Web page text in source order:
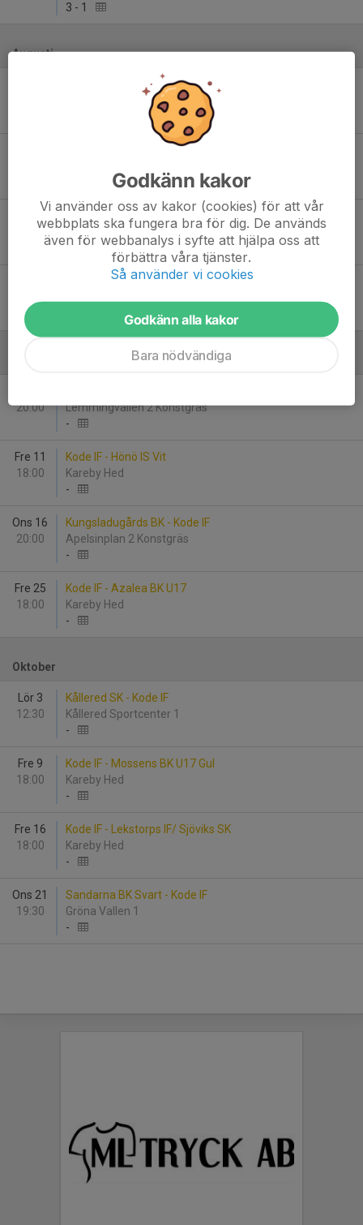
3 - 1
Augusti
Kode IF - Särö Kullavik IF 2
12:00
Torslanda IK Svart P17 - Kode IF
Torslandavallen 2 Konstgräs
-
Kode IF - IK Zenith P17 Grön
20:00
Lemmingvallen 2 Konstgräs
-
Fre 11
18:00
Kode IF - Hönö IS Vit
Kareby Hed
-
Ons 16
20:00
Kungsladugårds BK - Kode IF
Apelsinplan 2 Konstgräs
-
Fre 25
18:00
Kode IF - Azalea BK U17
Kareby Hed
-
Oktober
Lör 3
12:30
Kållered SK - Kode IF
Kållered Sportcenter 1
-
Fre 9
18:00
Kode IF - Mossens BK U17 Gul
Kareby Hed
-
Fre 16
18:00
Kode IF - Lekstorps IF/ Sjöviks SK
Kareby Hed
-
Ons 21
19:30
Sandarna BK Svart - Kode IF
Gröna Vallen 1
-
Godkänn kakor
Vi använder oss av kakor (cookies) för att vår
webbplats ska fungera bra för dig. De används
även för webbanalys i syfte att hjälpa oss att
förbättra våra tjänster.
Så använder vi cookies
Godkänn alla kakor
Bara nödvändiga